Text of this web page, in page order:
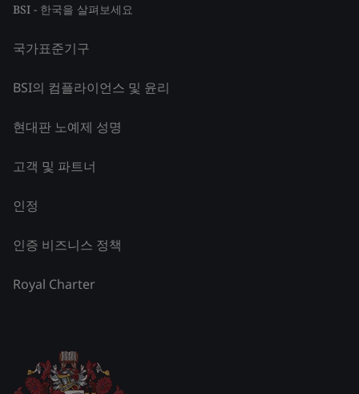
BSI - 한국을 살펴보세요
국가표준기구
BSI의 컴플라이언스 및 윤리
현대판 노예제 성명
고객 및 파트너
인정
인증 비즈니스 정책
Royal Charter